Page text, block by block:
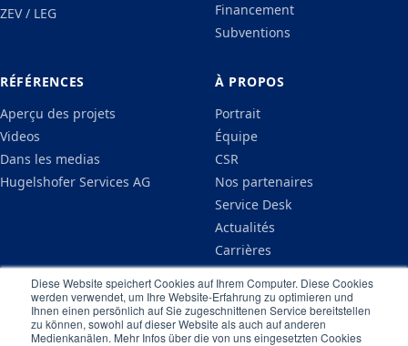
Diese Website speichert Cookies auf Ihrem Computer. Diese Cookies
werden verwendet, um Ihre Website-Erfahrung zu optimieren und
Ihnen einen persönlich auf Sie zugeschnittenen Service bereitstellen
zu können, sowohl auf dieser Website als auch auf anderen
Medienkanälen. Mehr Infos über die von uns eingesetzten Cookies
ZEV / LEG
Financement
Subventions
RÉFÉRENCES
Aperçu des projets
Videos
Dans les medias
Hugelshofer Services AG
À PROPOS
Portrait
Équipe
CSR
Nos partenaires
Service Desk
Actualités
Carrières
Connaissances
FAQ
Contact